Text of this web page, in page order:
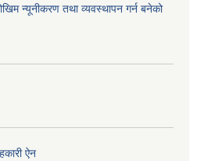
न्यूनीकरण तथा व्यवस्थापन गर्न बनेको
ऐन